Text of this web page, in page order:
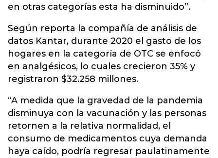
en otras categorías esta ha disminuido”.
Según reporta la compañía de análisis de
datos Kantar, durante 2020 el gasto de los
hogares en la categoría de OTC se enfocó
en analgésicos, lo cuales crecieron 35% y
registraron $32.258 millones.
“A medida que la gravedad de la pandemia
disminuya con la vacunación y las personas
retornen a la relativa normalidad, el
consumo de medicamentos cuya demanda
haya caído, podría regresar paulatinamente